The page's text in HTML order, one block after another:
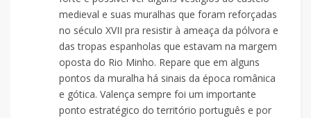
medieval e suas muralhas que foram reforçadas
no século XVII pra resistir à ameaça da pólvora e
das tropas espanholas que estavam na margem
oposta do Rio Minho. Repare que em alguns
pontos da muralha há sinais da época românica
e gótica. Valença sempre foi um importante
ponto estratégico do território português e por